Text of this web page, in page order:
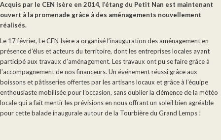
Acquis par le CEN Isère en 2014, l’étang du Petit Nan est maintenant
ouvert à la promenade grâce à des aménagements nouvellement
réalisés.
Le 17 février, Le CEN Isère a organisé l’inauguration des aménagement en
présence d’élus et acteurs du territoire, dont les entreprises locales ayant
participé aux travaux d’aménagement. Les travaux ont pu se faire grâce à
l’accompagnement de nos financeurs. Un événement réussi grâce aux
boissons et pâtisseries offertes par les artisans locaux et grâce à l’équipe
enthousiaste mobilisée pour l’occasion, sans oublier la clémence de la météo
locale qui a fait mentir les prévisions en nous offrant un soleil bien agréable
pour cette balade inaugurale autour de la Tourbière du Grand Lemps !